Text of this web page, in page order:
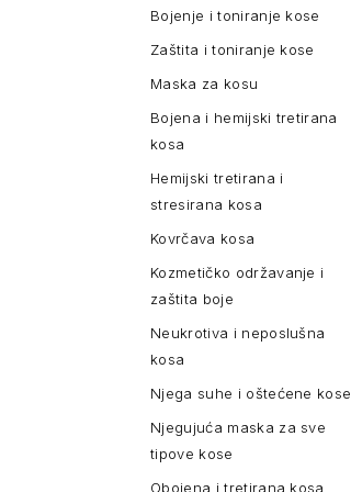
Bojenje i toniranje kose
Zaštita i toniranje kose
Maska za kosu
Bojena i hemijski tretirana
kosa
Hemijski tretirana i
stresirana kosa
Kovrčava kosa
Kozmetičko održavanje i
zaštita boje
Neukrotiva i neposlušna
kosa
Njega suhe i oštećene kose
Njegujuća maska za sve
tipove kose
Obojena i tretirana kosa